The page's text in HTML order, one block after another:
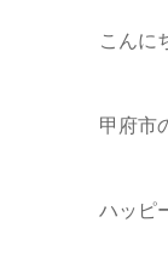
こんに
甲府市
ハッピ